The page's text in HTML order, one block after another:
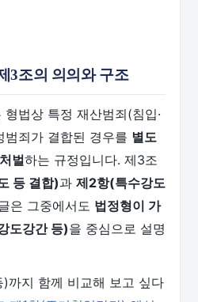
3조의 의의와 구조
법상 특정 재산범죄(침입·
범죄가 결합된 경우를 별도
벌하는 규정입니다. 제3조
등 결합)과 제2항(특수강도
은 그중에서도 법정형이 가
도강간 등)을 중심으로 설명
까지 함께 비교해 보고 싶다